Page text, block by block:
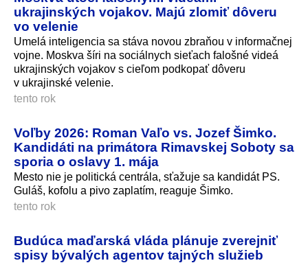
ukrajinských vojakov. Majú zlomiť dôveru
vo velenie
Umelá inteligencia sa stáva novou zbraňou v informačnej
vojne. Moskva šíri na sociálnych sieťach falošné videá
ukrajinských vojakov s cieľom podkopať dôveru
v ukrajinské velenie.
tento rok
Voľby 2026: Roman Vaľo vs. Jozef Šimko.
Kandidáti na primátora Rimavskej Soboty sa
sporia o oslavy 1. mája
Mesto nie je politická centrála, sťažuje sa kandidát PS.
Guláš, kofolu a pivo zaplatím, reaguje Šimko.
tento rok
Budúca maďarská vláda plánuje zverejniť
spisy bývalých agentov tajných služieb